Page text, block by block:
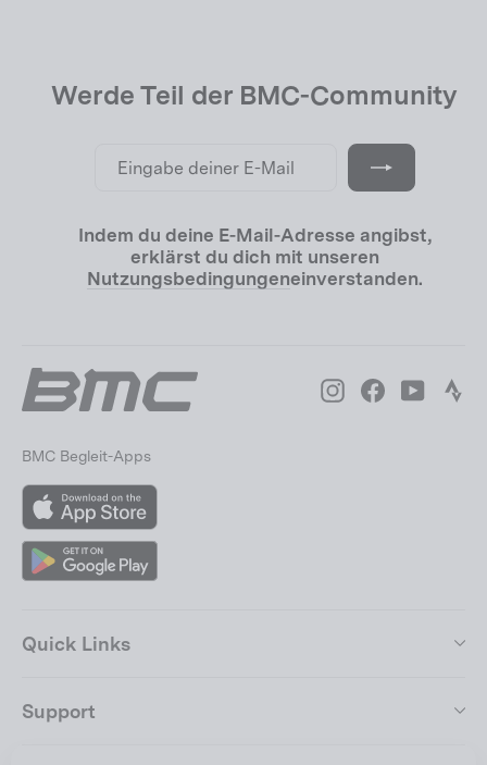
Werde Teil der BMC-Community
deiner
Indem du deine E-Mail-Adresse angibst,
erklärst du dich mit unseren
Nutzungsbedingungeneinverstanden.
InstagramFacebookYouTube
BMC Begleit-Apps
Play
Quick Links
Support